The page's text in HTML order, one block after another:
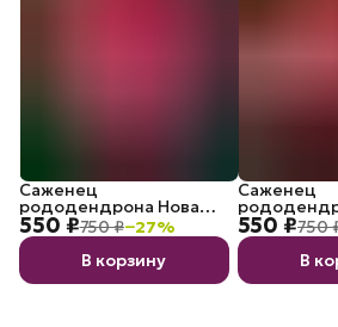
550 ₽750 ₽−27%
Саженец
рододендрона Нова
Зембла P9
В корзину
550 ₽750
Саженец
Марианна
В